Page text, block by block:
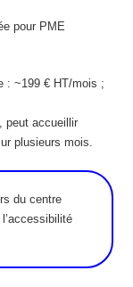
pour PME
: ~199 € HT/mois ;
peut accueillir
plusieurs mois.
du centre